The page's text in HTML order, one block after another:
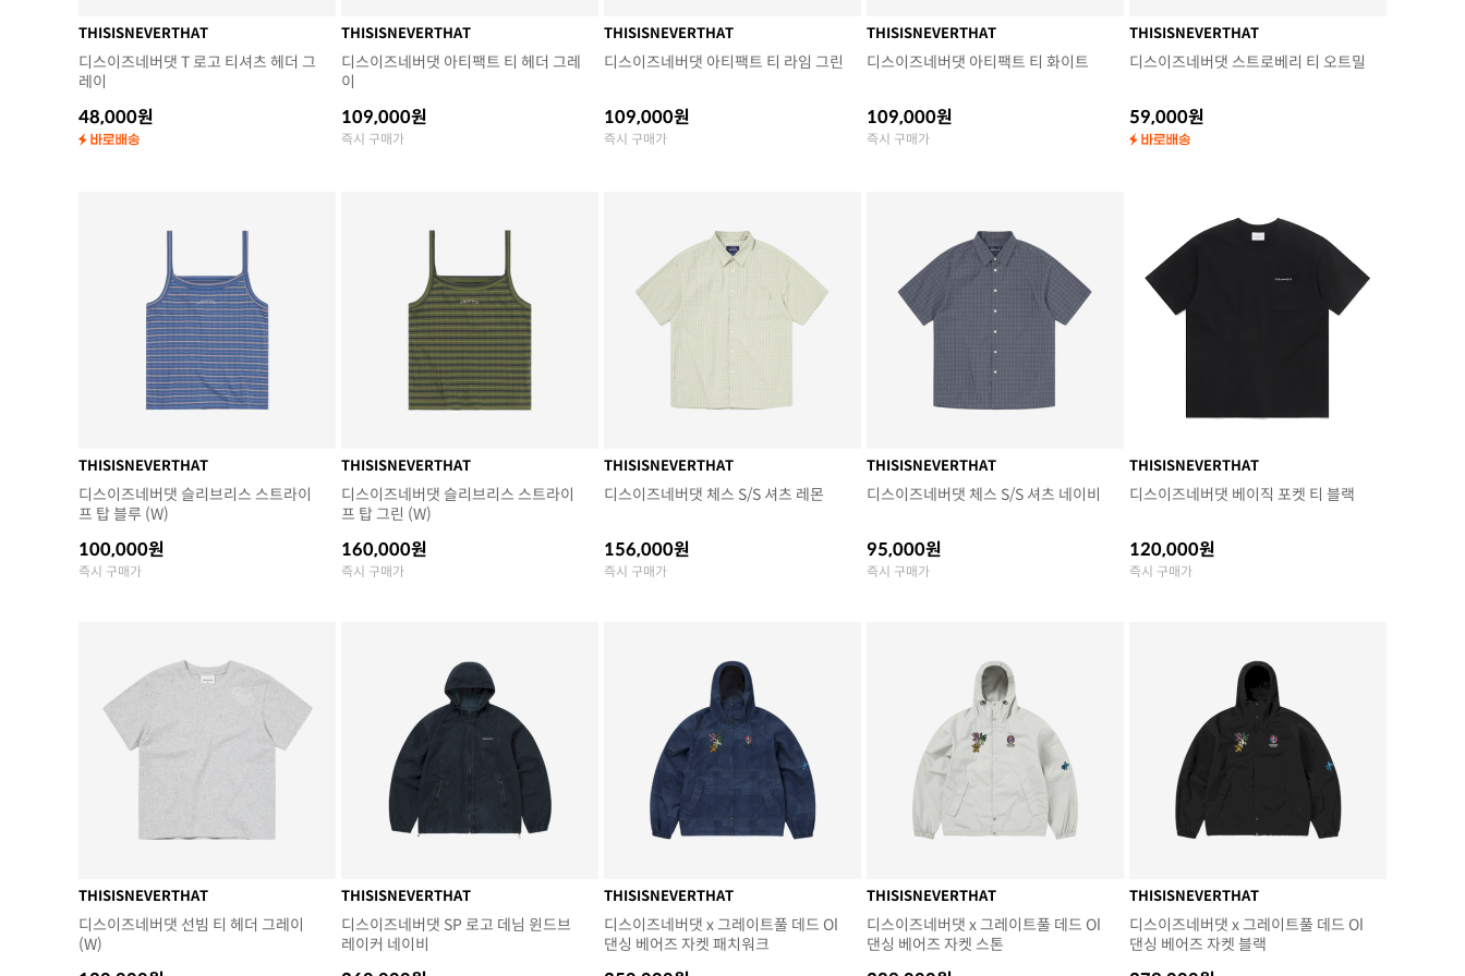
THISISNEVERTHAT
디스이즈네버댓 T 로고 티셔츠 헤더 그
레이
48,000원
THISISNEVERTHAT
디스이즈네버댓 아티팩트 티 헤더 그레
이
109,000원
즉시 구매가
THISISNEVERTHAT
디스이즈네버댓 아티팩트 티 라임 그린
109,000원
즉시 구매가
THISISNEVERTHAT
디스이즈네버댓 아티팩트 티 화이트
109,000원
즉시 구매가
THISISNEVERTHAT
디스이즈네버댓 스트로베리 티 오트밀
59,000원
THISISNEVERTHAT
디스이즈네버댓 슬리브리스 스트라이
프 탑 블루 (W)
100,000원
즉시 구매가
THISISNEVERTHAT
디스이즈네버댓 슬리브리스 스트라이
프 탑 그린 (W)
160,000원
즉시 구매가
THISISNEVERTHAT
디스이즈네버댓 체스 S/S 셔츠 레몬
156,000원
즉시 구매가
THISISNEVERTHAT
디스이즈네버댓 체스 S/S 셔츠 네이비
95,000원
즉시 구매가
THISISNEVERTHAT
디스이즈네버댓 베이직 포켓 티 블랙
120,000원
즉시 구매가
THISISNEVERTHAT
디스이즈네버댓 선빔 티 헤더 그레이
(W)
THISISNEVERTHAT
디스이즈네버댓 SP 로고 데님 윈드브
레이커 네이비
THISISNEVERTHAT
디스이즈네버댓 x 그레이트풀 데드 Ol
댄싱 베어즈 자켓 패치워크
THISISNEVERTHAT
디스이즈네버댓 x 그레이트풀 데드 Ol
댄싱 베어즈 자켓 스톤
THISISNEVERTHAT
디스이즈네버댓 x 그레이트풀 데드 Ol
댄싱 베어즈 자켓 블랙